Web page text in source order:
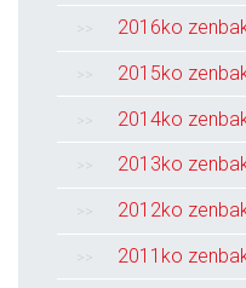
2016ko
2015ko
2014ko
2013ko
2012ko
2011ko